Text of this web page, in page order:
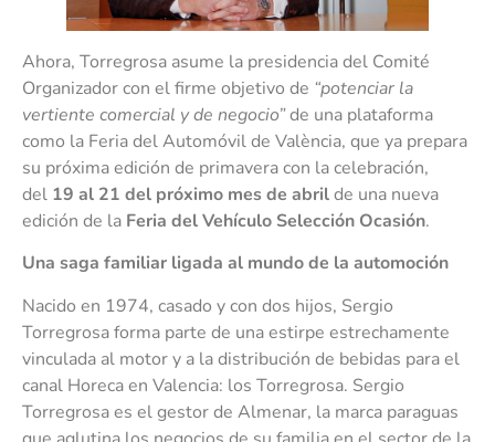
Ahora, Torregrosa asume la presidencia del Comité
Organizador con el firme objetivo de “potenciar la
vertiente comercial y de negocio”de una plataforma
como la Feria del Automóvil de València, que ya prepara
su próxima edición de primavera con la celebración,
del 19 al 21 del próximo mes de abrilde una nueva
edición de la Feria del Vehículo Selección Ocasión.
Una saga familiar ligada al mundo de la automoción
Nacido en 1974, casado y con dos hijos, Sergio
Torregrosa forma parte de una estirpe estrechamente
vinculada al motor y a la distribución de bebidas para el
canal Horeca en Valencia: los Torregrosa. Sergio
Torregrosa es el gestor de Almenar, la marca paraguas